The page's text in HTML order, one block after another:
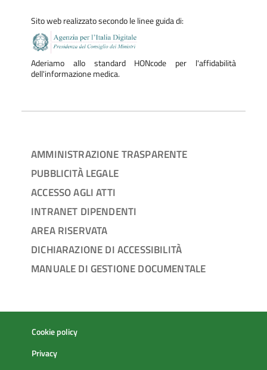
Sito web realizzato secondo le linee guida di:
Aderiamo allo standard HONcode per l'affidabilità
dell'informazione medica.
AMMINISTRAZIONE TRASPARENTE
PUBBLICITÀ LEGALE
ACCESSO AGLI ATTI
INTRANET DIPENDENTI
AREA RISERVATA
DICHIARAZIONE DI ACCESSIBILITÀ
MANUALE DI GESTIONE DOCUMENTALE
Cookie policy
Privacy